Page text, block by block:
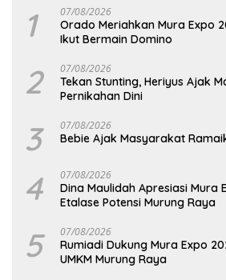
1 07/08/2026
Orado Meriahkan Mura Expo
Ikut Bermain Domino
2 07/08/2026
Tekan Stunting, Heriyus Ajak
Pernikahan Dini
3 07/08/2026
Bebie Ajak Masyarakat
4 07/08/2026
Dina Maulidah Apresiasi Mura
Etalase Potensi Murung Raya
5 07/08/2026
Rumiadi Dukung Mura Expo
UMKM Murung Raya